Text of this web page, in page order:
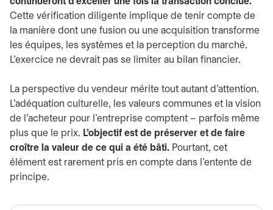
Cette vérification diligente implique de tenir compte de
la manière dont une fusion ou une acquisition transforme
les équipes, les systèmes et la perception du marché.
L’exercice ne devrait pas se limiter au bilan financier.
La perspective du vendeur mérite tout autant d’attention.
L’adéquation culturelle, les valeurs communes et la vision
de l’acheteur pour l’entreprise comptent – parfois même
plus que le prix. L’objectif est de préserver et de faire
croître la valeur de ce qui a été bâti. Pourtant, cet
élément est rarement pris en compte dans l’entente de
principe.